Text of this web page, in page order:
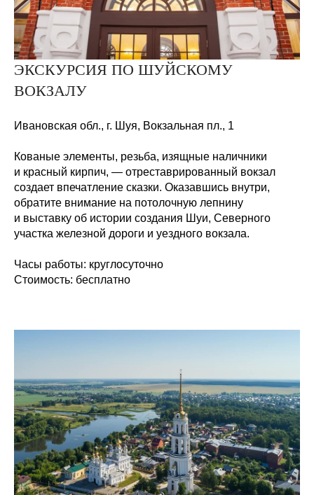
ЭКСКУРСИЯ ПО ШУЙСКОМУ
ВОКЗАЛУ
Ивановская обл., г. Шуя, Вокзальная пл., 1
Кованые элементы, резьба, изящные наличники
и красный кирпич, — отреставрированный вокзал
создает впечатление сказки. Оказавшись внутри,
обратите внимание на потолочную лепнину
и выставку об истории создания Шуи, Северного
участка железной дороги и уездного вокзала.
Часы работы: круглосуточно
Стоимость: бесплатно